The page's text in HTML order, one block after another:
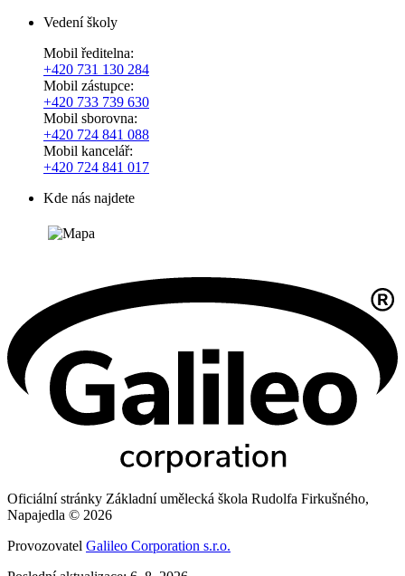
Vedení školy
Mobil ředitelna:
+420 731 130 284
Mobil zástupce:
+420 733 739 630
Mobil sborovna:
+420 724 841 088
Mobil kancelář:
+420 724 841 017
Kde nás najdete
Oficiální stránky Základní umělecká škola Rudolfa Firkušného,
Napajedla © 2026
Provozovatel Galileo Corporation s.r.o.